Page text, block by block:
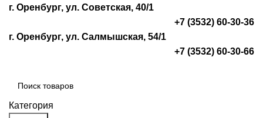
г. Оренбург, ул. Советская, 40/1
+7 (3532) 60-30-36
г. Оренбург, ул. Салмышская, 54/1
+7 (3532) 60-30-66
Категория